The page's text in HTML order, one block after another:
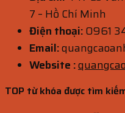
7 – Hồ Chí Minh
Điện thoại:0961
Email:
Website :
TOP từ khóa được tìm